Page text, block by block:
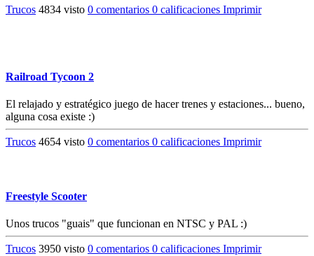
Trucos 4834 visto 0 comentarios 0 calificaciones Imprimir
Railroad Tycoon 2
El relajado y estratégico juego de hacer trenes y estaciones... bueno,
alguna cosa existe :)
Trucos 4654 visto 0 comentarios 0 calificaciones Imprimir
Freestyle Scooter
Unos trucos "guais" que funcionan en NTSC y PAL :)
Trucos 3950 visto 0 comentarios 0 calificaciones Imprimir